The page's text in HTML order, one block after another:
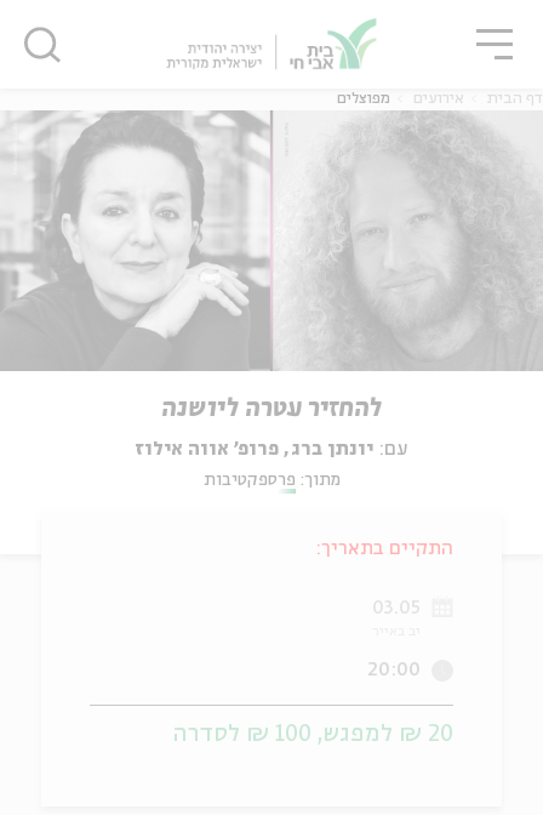
דף הבית אירועים מפוצלים
להחזיר עטרה ליושנה
עם: יונתן ברג, פרופ' אווה אילוז
מתוך: פרספקטיבות
התקיים בתאריך:
03.05
20:00
20 ₪ למפגש, 100 ₪ לסדרה
סגור